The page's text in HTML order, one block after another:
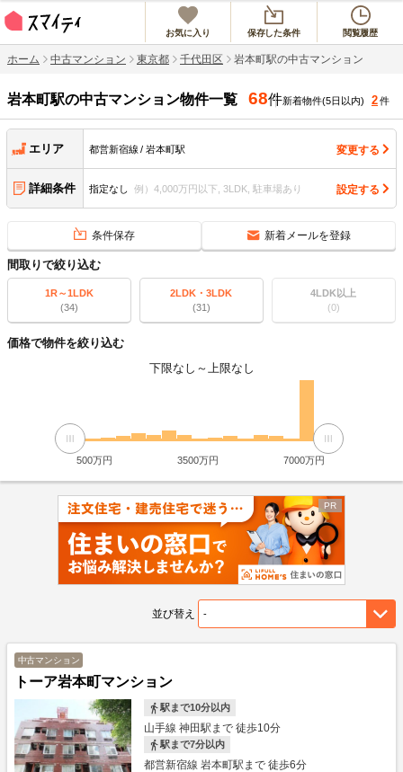
お気に入り 保存した条件 閲覧履歴
ホーム 中古マンション 東京都 千代田区 岩本町駅の中古マンション
岩本町駅の中古マンション物件一覧 68件新着物件(5日以内) 2件
エリア 都営新宿線 岩本町駅 変更する
詳細条件 指定なし 例）4,000万円以下, 3LDK, 駐車場あり 設定する
条件保存 新着メールを登録
間取りで絞り込む
1R～1LDK
(34)
2LDK・3LDK
(31)
4LDK以上
(0)
価格で物件を絞り込む
下限なし ～ 上限なし
500万円 3500万円 7000万円
並び替え
中古マンション
トーア岩本町マンション
駅まで10分以内
山手線 神田駅まで 徒歩10分
駅まで7分以内
都営新宿線 岩本町駅まで 徒歩6分